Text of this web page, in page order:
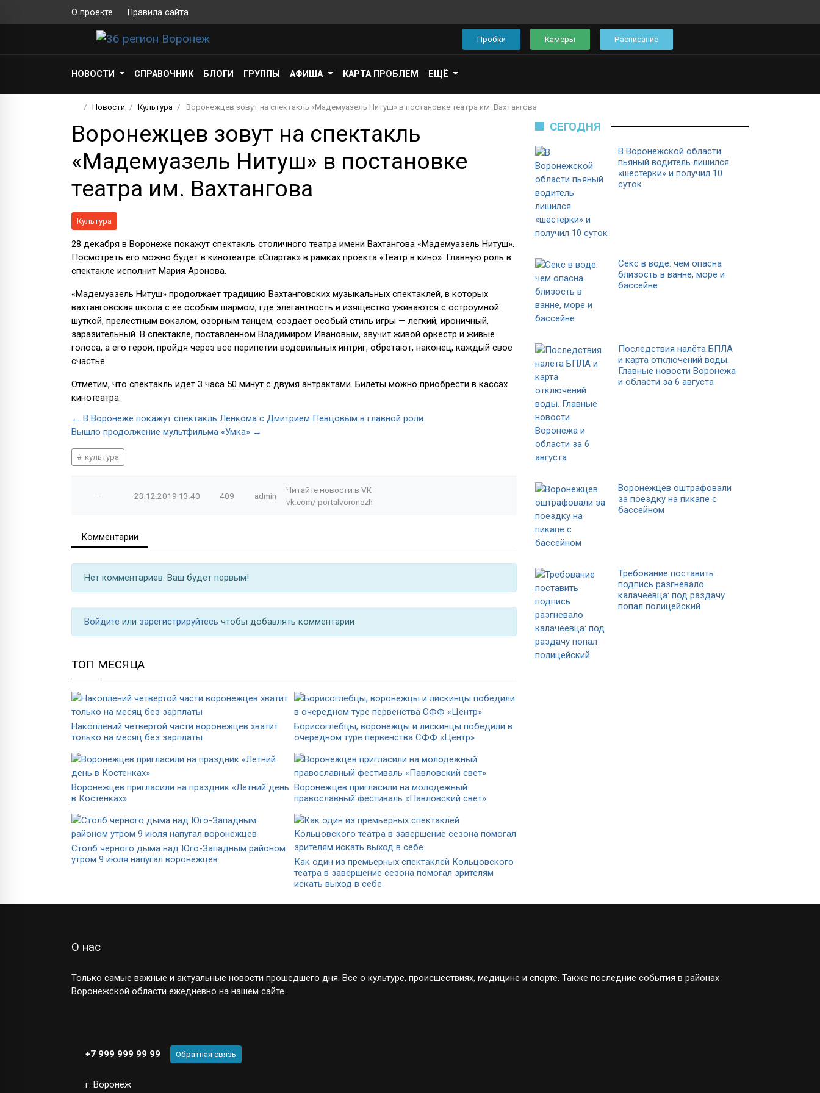
О проекте Правила сайта
Пробки Камеры Расписание
НОВОСТИ СПРАВОЧНИК БЛОГИ ГРУППЫ АФИША КАРТА ПРОБЛЕМ ЕЩЁ
Новости Культура Воронежцев зовут на спектакль «Мадемуазель Нитуш» в постановке театра им. Вахтангова
Воронежцев зовут на спектакль
«Мадемуазель Нитуш» в постановке
театра им. Вахтангова
Культура
28 декабря в Воронеже покажут спектакль столичного театра имени Вахтангова «Мадемуазель Нитуш».
Посмотреть его можно будет в кинотеатре «Спартак» в рамках проекта «Театр в кино». Главную роль в
спектакле исполнит Мария Аронова.
«Мадемуазель Нитуш» продолжает традицию Вахтанговских музыкальных спектаклей, в которых
вахтанговская школа с ее особым шармом, где элегантность и изящество уживаются с остроумной
шуткой, прелестным вокалом, озорным танцем, создает особый стиль игры — легкий, ироничный,
заразительный. В спектакле, поставленном Владимиром Ивановым, звучит живой оркестр и живые
голоса, а его герои, пройдя через все перипетии водевильных интриг, обретают, наконец, каждый свое
счастье.
Отметим, что спектакль идет 3 часа 50 минут с двумя антрактами. Билеты можно приобрести в кассах
кинотеатра.
← В Воронеже покажут спектакль Ленкома с Дмитрием Певцовым в главной роли
Вышло продолжение мультфильма «Умка» →
культура
— 23.12.2019 13:40 409 admin
Читайте новости в VK
vk.com/ portalvoronezh
Комментарии
Нет комментариев. Ваш будет первым!
Войдите или зарегистрируйтесь чтобы добавлять комментарии
ТОП МЕСЯЦА
Накоплений четвертой части воронежцев хватит
только на месяц без зарплаты
Борисоглебцы, воронежцы и лискинцы победили в
очередном туре первенства СФФ «Центр»
Воронежцев пригласили на праздник «Летний день
в Костенках»
Воронежцев пригласили на молодежный
православный фестиваль «Павловский свет»
Столб черного дыма над Юго-Западным районом
утром 9 июля напугал воронежцев
Как один из премьерных спектаклей Кольцовского
театра в завершение сезона помогал зрителям
искать выход в себе
СЕГОДНЯ
В Воронежской области
пьяный водитель лишился
«шестерки» и получил 10
суток
Секс в воде: чем опасна
близость в ванне, море и
бассейне
Последствия налёта БПЛА
и карта отключений воды.
Главные новости Воронежа
и области за 6 августа
Воронежцев оштрафовали
за поездку на пикапе с
бассейном
Требование поставить
подпись разгневало
калачеевца: под раздачу
попал полицейский
О нас
Только самые важные и актуальные новости прошедшего дня. Все о культуре, происшествиях, медицине и спорте. Также последние события в районах
Воронежской области ежедневно на нашем сайте.
+7 999 999 99 99 Обратная связь
г. Воронеж